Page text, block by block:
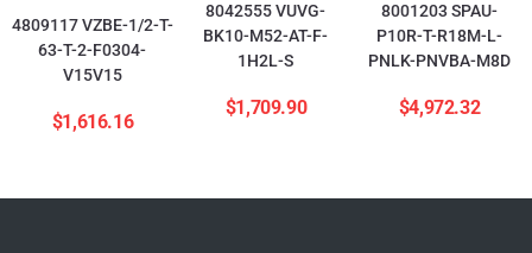
4809117 VZBE-1/2-T-
63-T-2-F0304-
V15V15
$1,616.16
8042555 VUVG-
BK10-M52-AT-F-
1H2L-S
$1,709.90
8001203 SPAU-
P10R-T-R18M-L-
PNLK-PNVBA-M8D
$4,972.32